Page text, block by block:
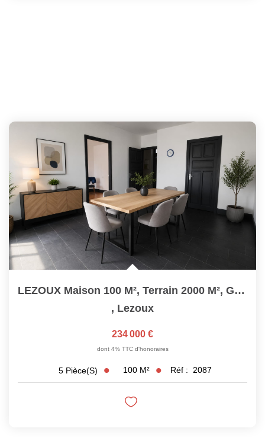
LEZOUX Maison 100 M², Terrain 2000 M², Grange De 170 M²
, Lezoux
234 000 €
dont 4% TTC d'honoraires
5 Pièce(s) 100 M² Réf : 2087